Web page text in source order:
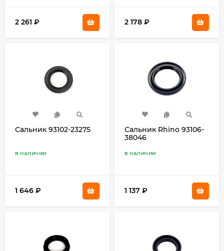
2 261 ₽ 2 178 ₽
Сальник 93102-23275
В НАЛИЧИИ
1 646 ₽
Сальник Rhino 93106-
38046
В НАЛИЧИИ
1 137 ₽